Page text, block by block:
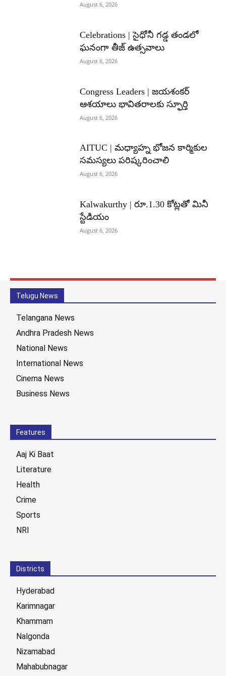
August 6, 2026
Celebrations | సైధోనీ గడ్డ తండలో
ఘనంగా తీజ్ ఉత్సవాలు
August 6, 2026
Congress Leaders | జయశంకర్
ఆశయాలు భావితరాలకు స్ఫూర్తి
August 6, 2026
AITUC | మధ్యాహ్న భోజన కార్మికుల
సమస్యలు పరిష్కరించాలి
August 6, 2026
Kalwakurthy | రూ.1.30 కోట్లతో మినీ
స్టేడియం
August 6, 2026
Telugu News
Telangana News
Andhra Pradesh News
National News
International News
Cinema News
Business News
Features
Aaj Ki Baat
Literature
Health
Crime
Sports
NRI
Districts
Hyderabad
Karimnagar
Khammam
Nalgonda
Nizamabad
Mahabubnagar